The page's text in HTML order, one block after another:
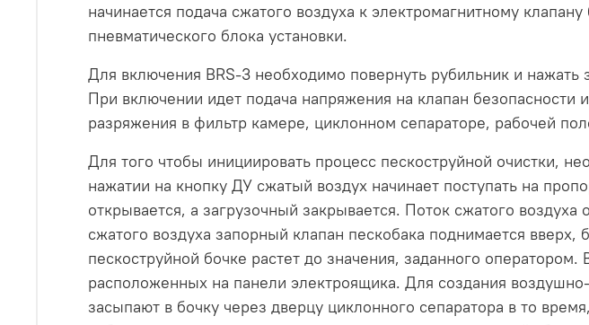
начинается подача сжатого воздуха к электромагнитному
пневматического блока установки.
Для включения BRS-3 необходимо повернуть рубильник и
При включении идет подача напряжения на клапан
разряжения в фильтр камере, циклонном сепараторе, рабочей
Для того чтобы инициировать процесс пескоструйной очистки,
нажатии на кнопку ДУ сжатый воздух начинает поступать на
открывается, а загрузочный закрывается. Поток сжатого
сжатого воздуха запорный клапан пескобака поднимается
пескоструйной бочке растет до значения, заданного
расположенных на панели электроящика. Для создания
засыпают в бочку через дверцу циклонного сепаратора в то